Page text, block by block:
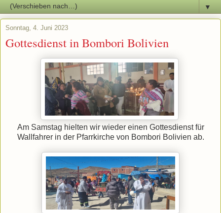
▼
Sonntag, 4. Juni 2023
Gottesdienst in Bombori Bolivien
Am Samstag hielten wir wieder einen Gottesdienst für
Wallfahrer in der Pfarrkirche von Bombori Bolivien ab.